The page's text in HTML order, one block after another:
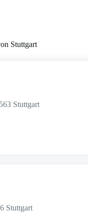
Stuttgart
Stuttgart
Stuttgart